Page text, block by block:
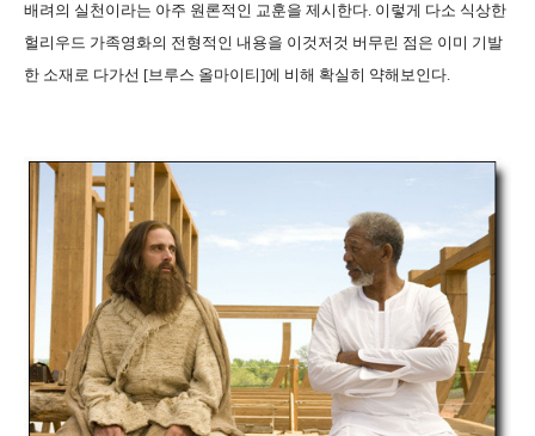
배려의 실천이라는 아주 원론적인 교훈을 제시한다. 이렇게 다소 식상한
헐리우드 가족영화의 전형적인 내용을 이것저것 버무린 점은 이미 기발
한 소재로 다가선 [브루스 올마이티]에 비해 확실히 약해보인다.